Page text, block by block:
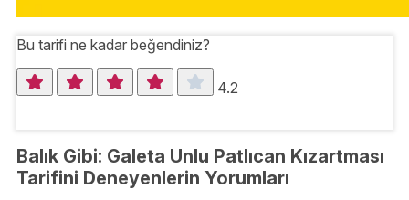
Bu tarifi ne kadar beğendiniz?
4.2
Balık Gibi: Galeta Unlu Patlıcan Kızartması
Tarifini Deneyenlerin Yorumları